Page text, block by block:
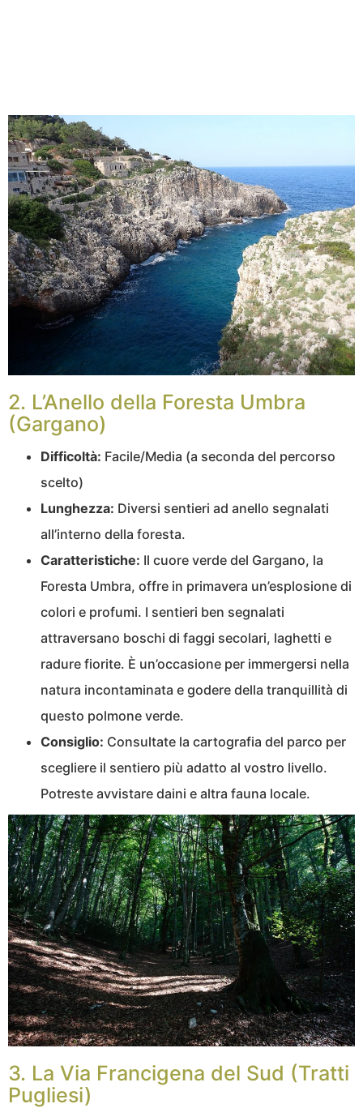
2. L’Anello della Foresta Umbra
(Gargano)
Difficoltà: Facile/Media (a seconda del percorso
scelto)
Lunghezza: Diversi sentieri ad anello segnalati
all’interno della foresta.
Caratteristiche: Il cuore verde del Gargano, la
Foresta Umbra, offre in primavera un’esplosione di
colori e profumi. I sentieri ben segnalati
attraversano boschi di faggi secolari, laghetti e
radure fiorite. È un’occasione per immergersi nella
natura incontaminata e godere della tranquillità di
questo polmone verde.
Consiglio: Consultate la cartografia del parco per
scegliere il sentiero più adatto al vostro livello.
Potreste avvistare daini e altra fauna locale.
3. La Via Francigena del Sud (Tratti
Pugliesi)